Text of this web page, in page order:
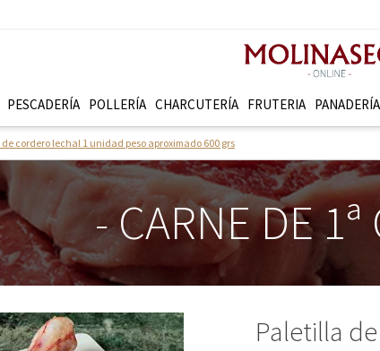
PESCADERÍ­A POLLERÍA CHARCUTERÍ­A FRUTERI­A PANADERÍ­A
cordero lechal 1 unidad peso aproximado 600 grs
-CARNE DE 1ª
Paletilla